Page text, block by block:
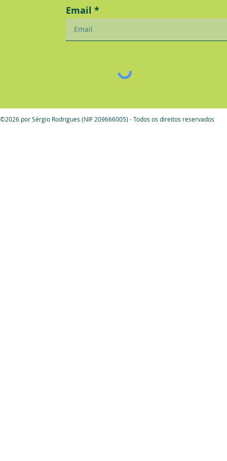
Email
©2026 por Sérgio Rodrigues (NIF 209666005) - Todos os direitos reservados